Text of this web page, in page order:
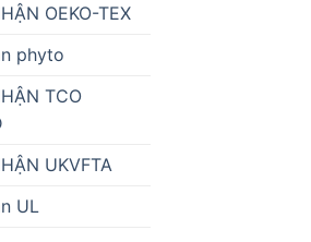
OEKO-TEX
phyto
TCO
UKVFTA
UL